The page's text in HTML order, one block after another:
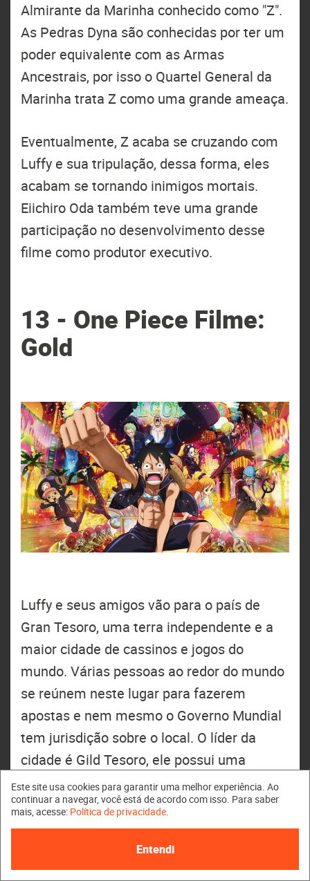
Almirante da Marinha conhecido como "Z".
As Pedras Dyna são conhecidas por ter um
poder equivalente com as Armas
Ancestrais, por isso o Quartel General da
Marinha trata Z como uma grande ameaça.
Eventualmente, Z acaba se cruzando com
Luffy e sua tripulação, dessa forma, eles
acabam se tornando inimigos mortais.
Eiichiro Oda também teve uma grande
participação no desenvolvimento desse
filme como produtor executivo.
13 - One Piece Filme:
Gold
Luffy e seus amigos vão para o país de
Gran Tesoro, uma terra independente e a
maior cidade de cassinos e jogos do
mundo. Várias pessoas ao redor do mundo
se reúnem neste lugar para fazerem
apostas e nem mesmo o Governo Mundial
tem jurisdição sobre o local. O líder da
cidade é Gild Tesoro, ele possui uma
fortuna grande o bastante para influenciar
qualquer pirata, marinheiro e até o Governo
Mundial.
Este site usa cookies para garantir uma melhor experiência. Ao
continuar a navegar, você está de acordo com isso. Para saber
mais, acesse: Política de privacidade.
Entendi